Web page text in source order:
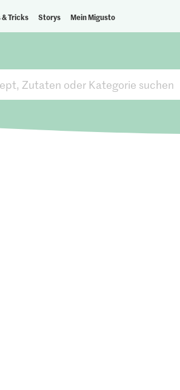
Tricks Storys Mein Migusto